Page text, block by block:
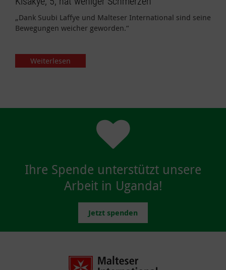
„Dank Suubi Laffye und Malteser International sind seine
Bewegungen weicher geworden.“
Weiterlesen
Ihre Spende unterstützt unsere
Arbeit in Uganda!
Jetzt spenden